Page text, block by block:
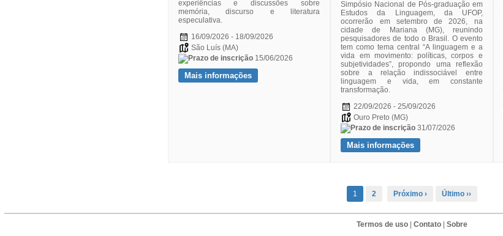
experiências e discussões sobre
memória, discurso e literatura
especulativa.
16/09/2026 - 18/09/2026
São Luís (MA)
15/06/2026
Mais informações
Simpósio Nacional de Pós-graduação em
Estudos da Linguagem, da UFOP,
ocorrerão em setembro de 2026, na
cidade de Mariana (MG), reunindo
pesquisadores de todo o Brasil. O evento
tem como tema central “A linguagem e a
vida em movimento: políticas, corpos e
subjetividades”, propondo uma reflexão
sobre a relação indissociável entre
linguagem e vida, em constante
transformação.
22/09/2026 - 25/09/2026
Ouro Preto (MG)
31/07/2026
Mais informações
1 2 Próximo › Último ››
Termos de uso| Contato| Sobre